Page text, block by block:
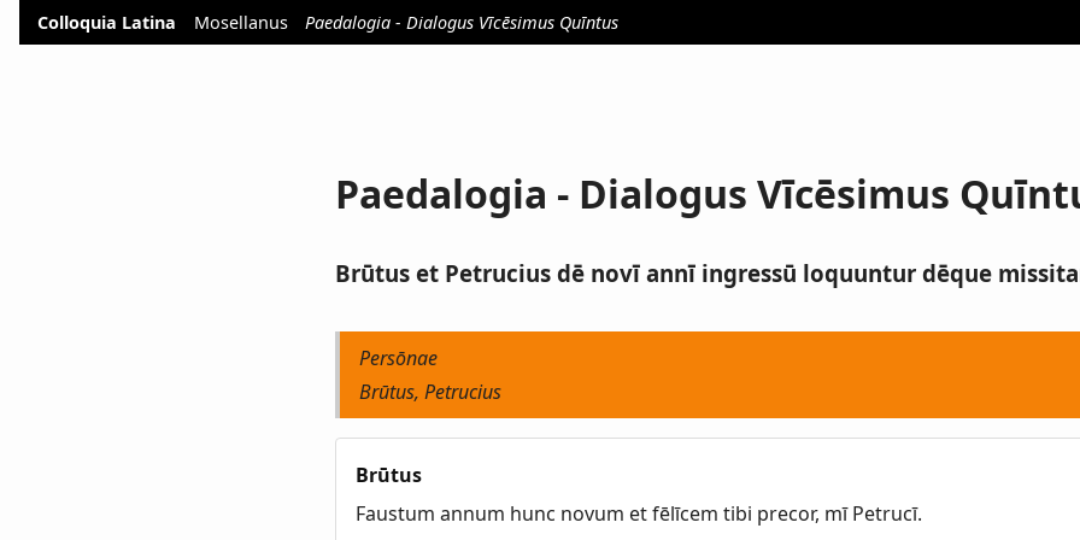
Colloquia Latina Mosellanus Paedalogia - Dialogus Vīcēsimus Quīntus
Paedalogia - Dialogus Vīcēsimus
Brūtus et Petrucius dē novī annī ingressū loquuntur dēque
Persōnae
Brūtus, Petrucius
Brūtus
Faustum annum hunc novum et fēlīcem tibi precor, mī Petrucī.